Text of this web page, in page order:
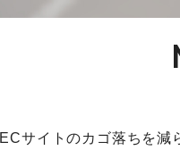
ECサイトのカゴ落ちを減